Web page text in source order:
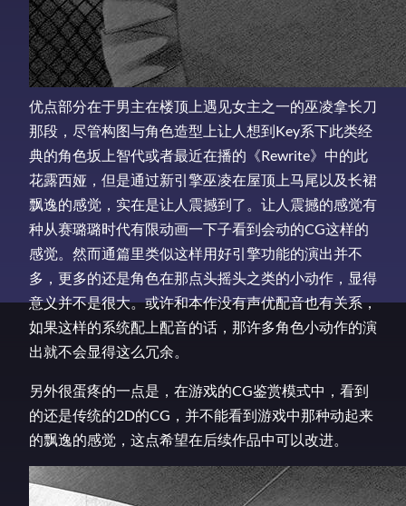
优点部分在于男主在楼顶上遇见女主之一的巫凌拿长刀
那段，尽管构图与角色造型上让人想到Key系下此类经
典的角色坂上智代或者最近在播的《Rewrite》中的此
花露西娅，但是通过新引擎巫凌在屋顶上马尾以及长裙
飘逸的感觉，实在是让人震撼到了。让人震撼的感觉有
种从赛璐璐时代有限动画一下子看到会动的CG这样的
感觉。然而通篇里类似这样用好引擎功能的演出并不
多，更多的还是角色在那点头摇头之类的小动作，显得
意义并不是很大。或许和本作没有声优配音也有关系，
如果这样的系统配上配音的话，那许多角色小动作的演
出就不会显得这么冗余。
另外很蛋疼的一点是，在游戏的CG鉴赏模式中，看到
的还是传统的2D的CG，并不能看到游戏中那种动起来
的飘逸的感觉，这点希望在后续作品中可以改进。